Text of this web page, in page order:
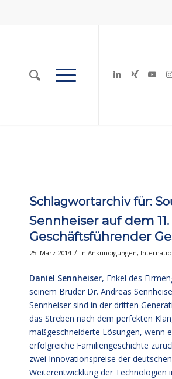
Schlagwortarchiv für:
Sennheiser auf dem
Geschäftsführender
25. März 2014 / in Ankündigungen,
Daniel Sennheiser, Enkel des
seinem Bruder Dr. Andreas
Sennheiser sind in der dritten
das Streben nach dem perfekten
maßgeschneiderte Lösungen, wenn
erfolgreiche Familiengeschichte
zwei Innovationspreise der
Weiterentwicklung der Technologien